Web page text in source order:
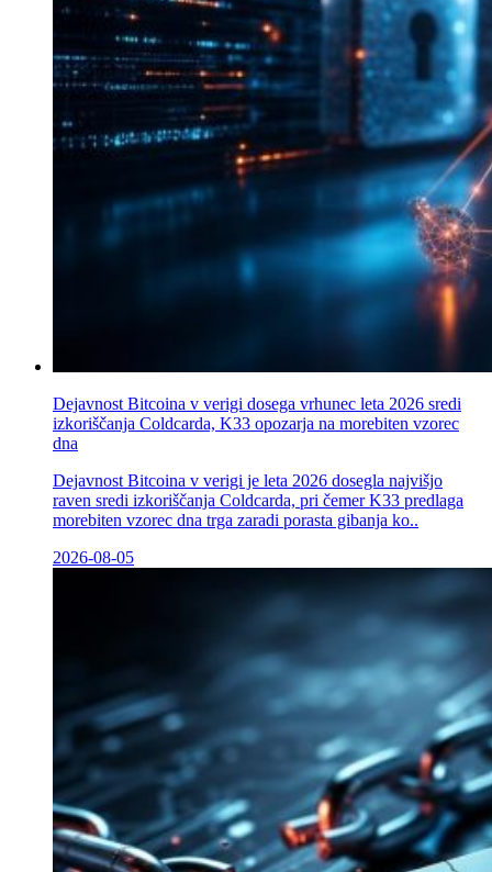
Dejavnost Bitcoina v verigi dosega vrhunec leta 2026 sredi
izkoriščanja Coldcarda, K33 opozarja na morebiten vzorec
dna
Dejavnost Bitcoina v verigi je leta 2026 dosegla najvišjo
raven sredi izkoriščanja Coldcarda, pri čemer K33 predlaga
morebiten vzorec dna trga zaradi porasta gibanja ko..
2026-08-05